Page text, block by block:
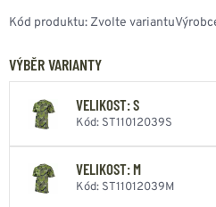
Kód produktu: Zvolte variantu
VÝBĚR VARIANTY
VELIKOST: S
Kód: ST11012039S
VELIKOST: M
Kód: ST11012039M